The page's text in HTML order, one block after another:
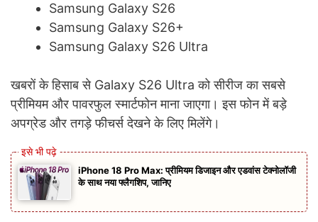
Samsung Galaxy S26
Samsung Galaxy S26+
Samsung Galaxy S26 Ultra
खबरों के हिसाब से Galaxy S26 Ultra को सीरीज का सबसे
प्रीमियम और पावरफुल स्मार्टफोन माना जाएगा। इस फोन में बड़े
अपग्रेड और तगड़े फीचर्स देखने के लिए मिलेंगे।
iPhone 18 Pro Max: प्रीमियम डिजाइन और एडवांस टेक्नोलॉजी
के साथ नया फ्लैगशिप, जानिए